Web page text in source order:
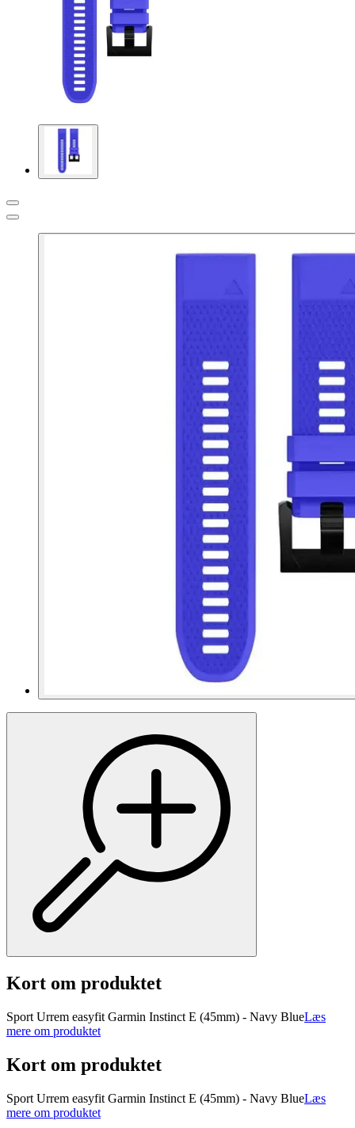
Kort om produktet
Sport Urrem easyfit Garmin Instinct E (45mm) - Navy BlueLæs
mere om produktet
Kort om produktet
Sport Urrem easyfit Garmin Instinct E (45mm) - Navy BlueLæs
mere om produktet